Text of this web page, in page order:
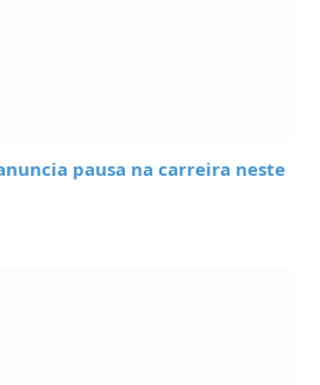
pausa na carreira neste